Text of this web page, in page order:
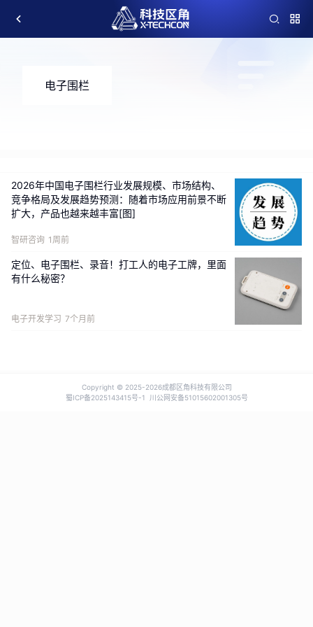
电子围栏
2026年中国电子围栏行业发展规模、市场结构、
竞争格局及发展趋势预测：随着市场应用前景不断
扩大，产品也越来越丰富[图]
智研咨询 1周前
定位、电子围栏、录音！打工人的电子工牌，里面
有什么秘密？
电子开发学习 7个月前
Copyright © 2025-2026成都区角科技有限公司
蜀ICP备2025143415号-1
川公网安备51015602001305号